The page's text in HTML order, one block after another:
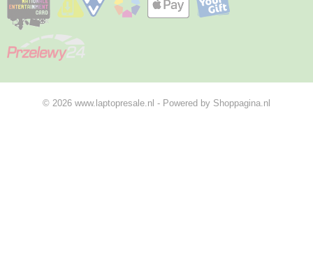
© 2026 www.laptopresale.nl - Powered by Shoppagina.nl